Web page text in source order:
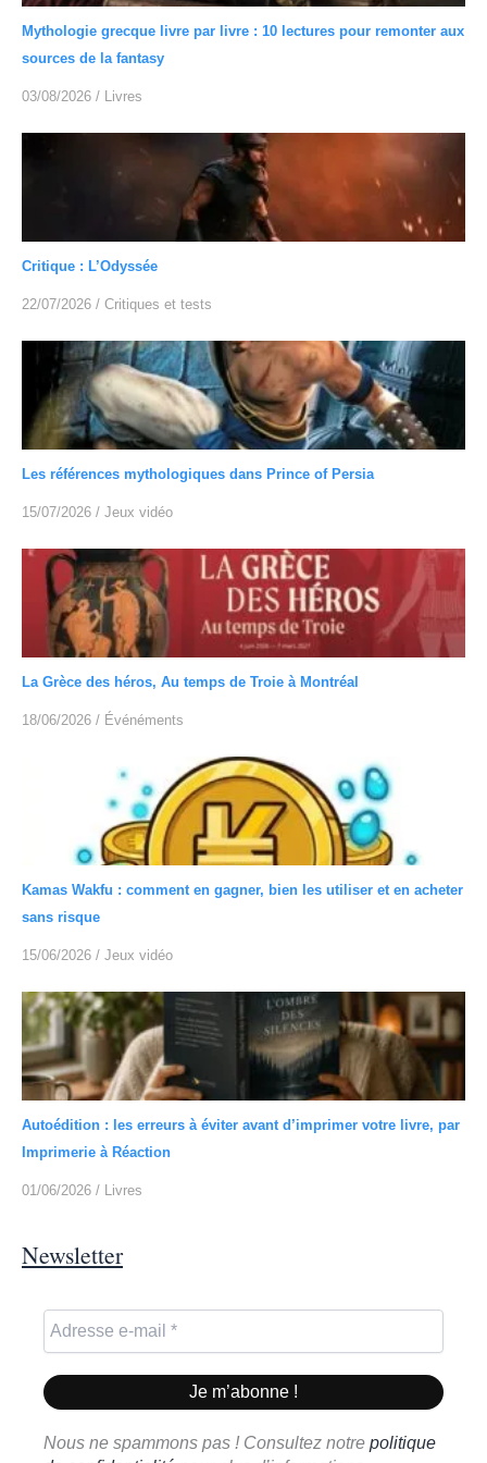
Mythologie grecque livre par livre : 10 lectures pour remonter aux
sources de la fantasy
03/08/2026 / Livres
Critique : L’Odyssée
22/07/2026 / Critiques et tests
Les références mythologiques dans Prince of Persia
15/07/2026 / Jeux vidéo
La Grèce des héros, Au temps de Troie à Montréal
18/06/2026 / Événéments
Kamas Wakfu : comment en gagner, bien les utiliser et en acheter
sans risque
15/06/2026 / Jeux vidéo
Autoédition : les erreurs à éviter avant d’imprimer votre livre, par
Imprimerie à Réaction
01/06/2026 / Livres
Newsletter
Nous ne spammons pas ! Consultez notre politique